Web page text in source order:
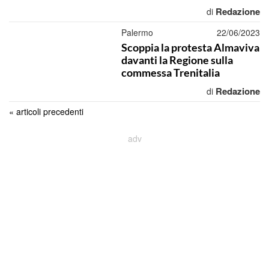
di Redazione
Palermo 22/06/2023
Scoppia la protesta Almaviva
davanti la Regione sulla
commessa Trenitalia
di Redazione
« articoli precedenti